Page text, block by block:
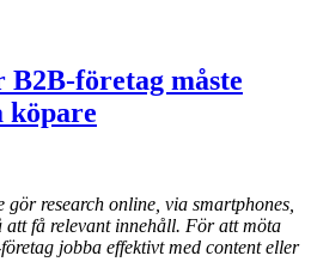
företag måste
köpare
research online, via smartphones,
få relevant innehåll. För att möta
jobba effektivt med content eller